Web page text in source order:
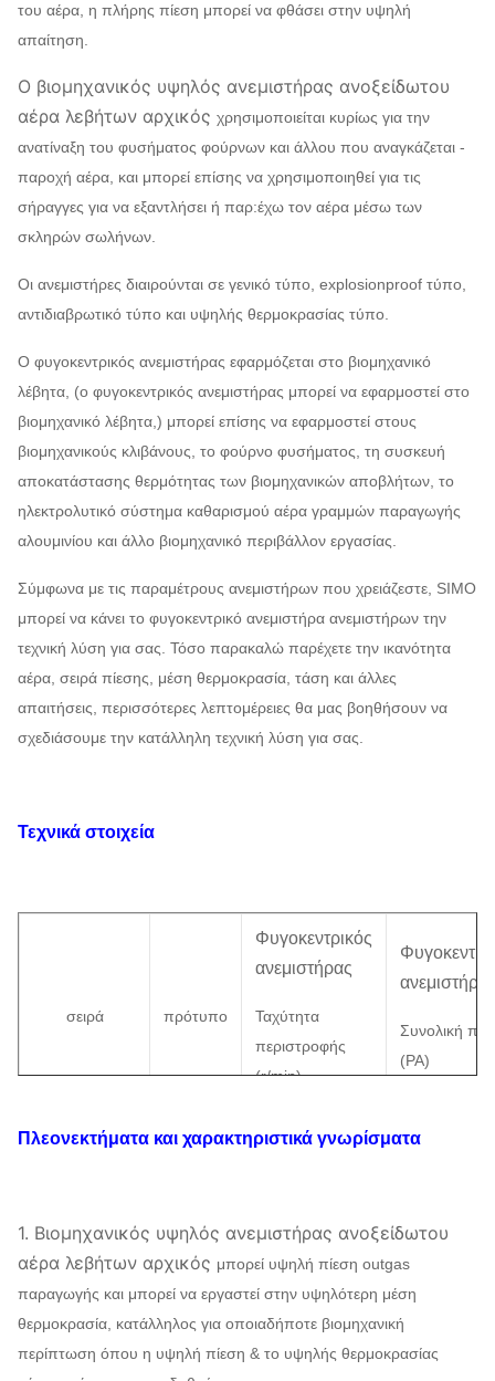
του αέρα, η πλήρης πίεση μπορεί να φθάσει στην υψηλή
απαίτηση.
Ο βιομηχανικός υψηλός ανεμιστήρας ανοξείδωτου
αέρα λεβήτων αρχικός χρησιμοποιείται κυρίως για την
ανατίναξη του φυσήματος φούρνων και άλλου που αναγκάζεται -
παροχή αέρα, και μπορεί επίσης να χρησιμοποιηθεί για τις
σήραγγες για να εξαντλήσει ή παρ:έχω τον αέρα μέσω των
σκληρών σωλήνων.
Οι ανεμιστήρες διαιρούνται σε γενικό τύπο, explosionproof τύπο,
αντιδιαβρωτικό τύπο και υψηλής θερμοκρασίας τύπο.
Ο φυγοκεντρικός ανεμιστήρας εφαρμόζεται στο βιομηχανικό
λέβητα, (ο φυγοκεντρικός ανεμιστήρας μπορεί να εφαρμοστεί στο
βιομηχανικό λέβητα,) μπορεί επίσης να εφαρμοστεί στους
βιομηχανικούς κλιβάνους, το φούρνο φυσήματος, τη συσκευή
αποκατάστασης θερμότητας των βιομηχανικών αποβλήτων, το
ηλεκτρολυτικό σύστημα καθαρισμού αέρα γραμμών παραγωγής
αλουμινίου και άλλο βιομηχανικό περιβάλλον εργασίας.
Σύμφωνα με τις παραμέτρους ανεμιστήρων που χρειάζεστε, SIMO
μπορεί να κάνει το φυγοκεντρικό ανεμιστήρα ανεμιστήρων την
τεχνική λύση για σας. Τόσο παρακαλώ παρέχετε την ικανότητα
αέρα, σειρά πίεσης, μέση θερμοκρασία, τάση και άλλες
απαιτήσεις, περισσότερες λεπτομέρειες θα μας βοηθήσουν να
σχεδιάσουμε την κατάλληλη τεχνική λύση για σας.
Τεχνικά στοιχεία
σειρά πρότυπο
Φυγοκεντρικός
ανεμιστήρας
Ταχύτητα
περιστροφής
(r/min)
Συνολική
(PA)
8-17 7.1A 2900 10728
9A 2930 18308
Πλεονεκτήματα και χαρακτηριστικά γνωρίσματα
1. Βιομηχανικός υψηλός ανεμιστήρας ανοξείδωτου
αέρα λεβήτων αρχικός μπορεί υψηλή πίεση outgas
παραγωγής και μπορεί να εργαστεί στην υψηλότερη μέση
θερμοκρασία, κατάλληλος για οποιαδήποτε βιομηχανική
περίπτωση όπου η υψηλή πίεση & το υψηλής θερμοκρασίας